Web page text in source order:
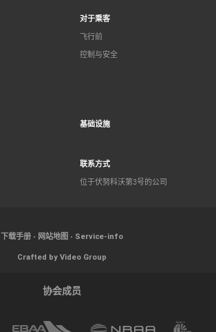
对于乘客
飞行前
控制与安全
基础设施
联系方式
位于伏努科沃第3号的公司
下载手册 网站地图 Service-info
Crafted by Video Group
协会成员